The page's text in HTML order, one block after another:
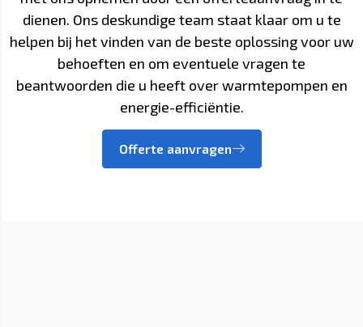
dienen. Ons deskundige team staat klaar om u te
helpen bij het vinden van de beste oplossing voor uw
behoeften en om eventuele vragen te
beantwoorden die u heeft over warmtepompen en
energie-efficiëntie.
Offerte aanvragen